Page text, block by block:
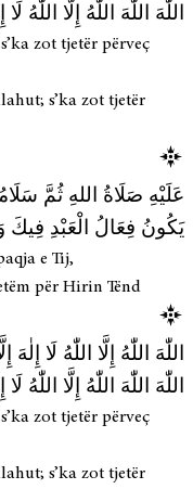
اللّٰهَ اللّٰهَ اللّٰهُ إِلَّا اللّٰهُ لَا
zot tjetër përveç
s’ka zot tjetër
عَلَيْهِ صَلَاةُ اللهِ ثُمَّ
يَكُونُ فِعَالُ الْعَبْدِ فِيكَ
e Tij,
për Hirin Tënd
اللّٰهَ اللّٰهُ إِلَّا اللّٰهُ لَا إِلٰهَ
اللّٰهَ اللّٰهَ اللّٰهُ إِلَّا اللّٰهُ لَا
zot tjetër përveç
s’ka zot tjetër